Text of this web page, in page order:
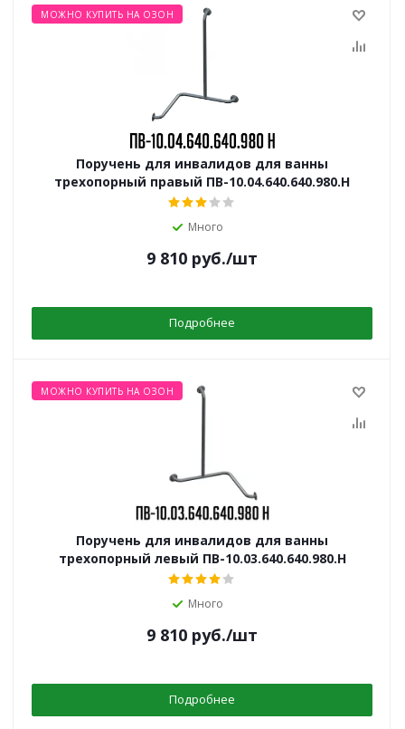
МОЖНО КУПИТЬ НА ОЗОН
Поручень для инвалидов для ванны
трехопорный правый ПВ-10.04.640.640.980.Н
Много
9 810 руб./шт
Подробнее
МОЖНО КУПИТЬ НА ОЗОН
Поручень для инвалидов для ванны
трехопорный левый ПВ-10.03.640.640.980.Н
Много
9 810 руб./шт
Подробнее